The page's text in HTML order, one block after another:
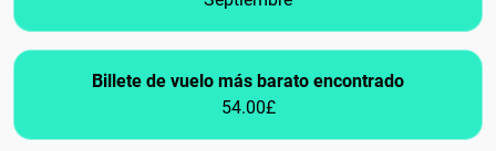
Billete de vuelo más barato encontrado
54.00£